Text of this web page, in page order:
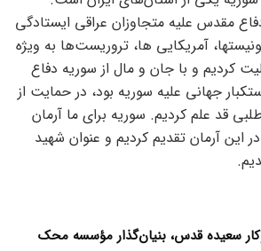
مقدس علیه متجاوزان عراقی ایستادگی
آمریکایی ها، تروریست‌ها به ویژه
کردیم و با جان و مال از سوریه دفاع
جهانی علیه سوریه بود، در حمایت از
قد علم کردیم. سوریه برای ما آرمان
این آرمان تقدیم کردیم و عنوان شهید
سعیده قدس، بنیان‌گذار مؤسسه محک